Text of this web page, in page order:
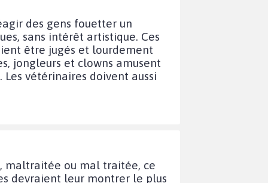
des gens fouetter un
sans intérêt artistique. Ces
être jugés et lourdement
jongleurs et clowns amusent
vétérinaires doivent aussi
maltraitée ou mal traitée, ce
devraient leur montrer le plus